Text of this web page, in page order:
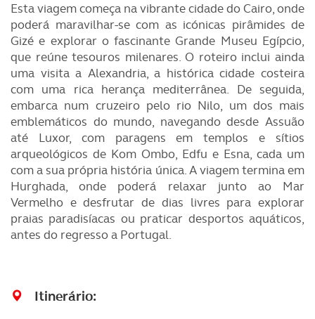
Esta viagem começa na vibrante cidade do Cairo, onde
poderá maravilhar-se com as icónicas pirâmides de
Gizé e explorar o fascinante Grande Museu Egípcio,
que reúne tesouros milenares. O roteiro inclui ainda
uma visita a Alexandria, a histórica cidade costeira
com uma rica herança mediterrânea. De seguida,
embarca num cruzeiro pelo rio Nilo, um dos mais
emblemáticos do mundo, navegando desde Assuão
até Luxor, com paragens em templos e sítios
arqueológicos de Kom Ombo, Edfu e Esna, cada um
com a sua própria história única. A viagem termina em
Hurghada, onde poderá relaxar junto ao Mar
Vermelho e desfrutar de dias livres para explorar
praias paradisíacas ou praticar desportos aquáticos,
antes do regresso a Portugal.
Itinerário: